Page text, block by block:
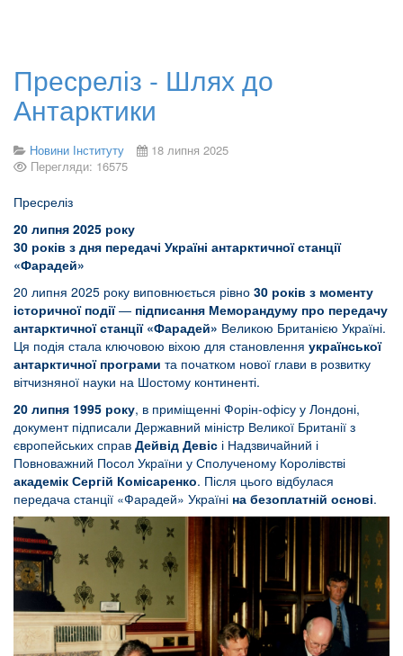
Пресреліз - Шлях до
Антарктики
Новини Інституту
18 липня 2025
Перегляди: 16575
Пресреліз
20 липня 2025 року
30 років з дня передачі Україні антарктичної станції
«Фарадей»
20 липня 2025 року виповнюється рівно 30 років з моменту
історичної події— підписання Меморандуму про передачу
антарктичної станції «Фарадей» Великою Британією Україні.
Ця подія стала ключовою віхою для становлення української
антарктичної програми та початком нової глави в розвитку
вітчизняної науки на Шостому континенті.
20 липня 1995 року, в приміщенні Форін-офісу у Лондоні,
документ підписали Державний міністр Великої Британії з
європейських справ Дейвід Девіс і Надзвичайний і
Повноважний Посол України у Сполученому Королівстві
академік Сергій Комісаренко. Після цього відбулася
передача станції «Фарадей» Україні на безоплатній основі.